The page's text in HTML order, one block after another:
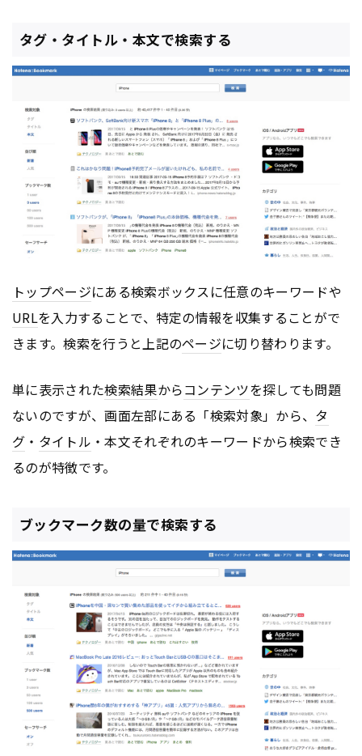
タグ・タイトル・本文で検索する
トップページにある検索ボックスに任意のキーワードや
URLを入力することで、特定の情報を収集することがで
きます。検索を行うと上記のページに切り替わります。
単に表示された検索結果からコンテンツを探しても問題
ないのですが、画面左部にある「検索対象」から、 タ
グ ・ タイトル ・本文それぞれのキーワードから検索でき
るのが特徴です。
ブックマーク数の量で検索する